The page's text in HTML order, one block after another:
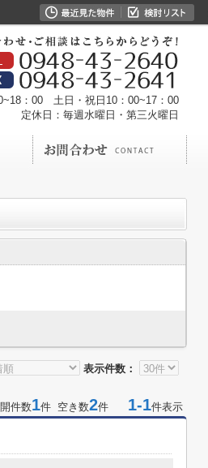
：00 土日・祝日10：00~17：00
定休日：毎週水曜日・第三火曜日
表示件数：
件数1件 空き数2件 1-1件表示